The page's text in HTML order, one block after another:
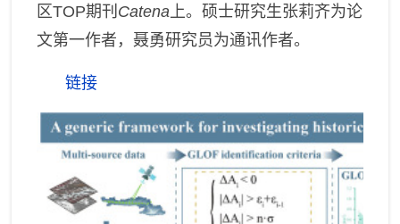
区TOP期刊 Catena上。硕士研究生张莉齐为论
文第一作者，聂勇研究员为通讯作者。
链接